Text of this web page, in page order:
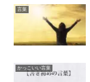
言葉
かっこいい言葉